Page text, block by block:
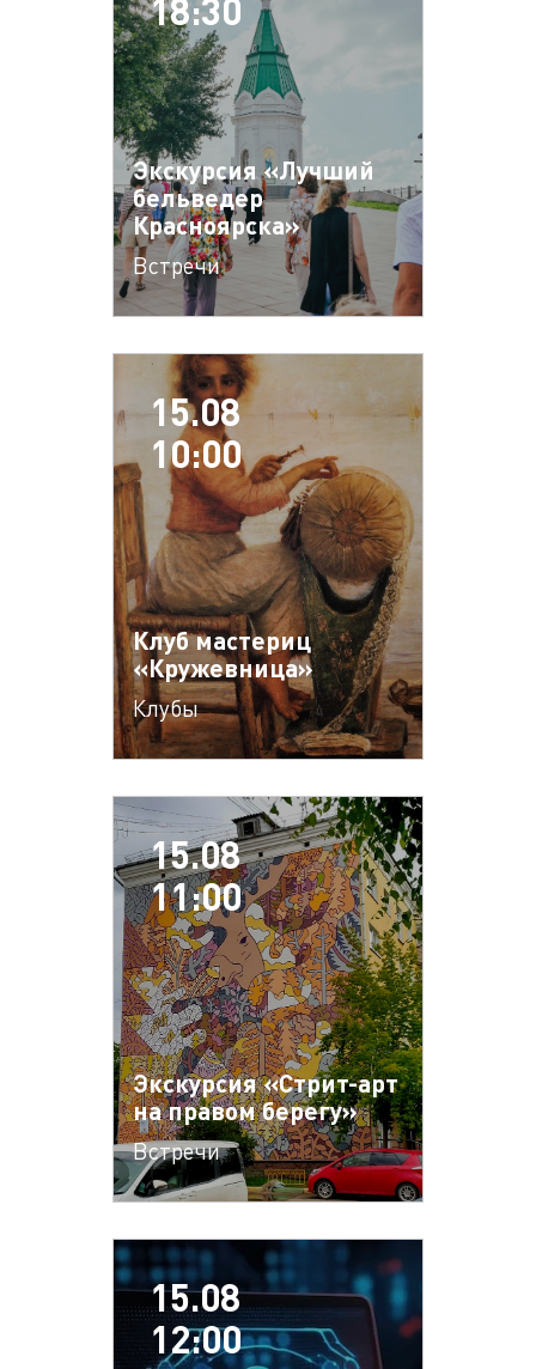
18:30
Экскурсия «Лучший
бельведер
Красноярска»
Встречи
15.08
10:00
Клуб мастериц
«Кружевница»
Клубы
15.08
11:00
Экскурсия «Стрит-арт
на правом берегу»
Встречи
15.08
12:00